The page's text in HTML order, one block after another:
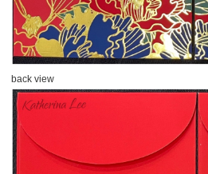
back view